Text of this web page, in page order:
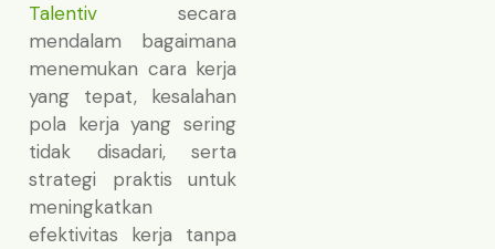
Talentiv secara
mendalam bagaimana
menemukan cara kerja
yang tepat, kesalahan
pola kerja yang sering
tidak disadari, serta
strategi praktis untuk
meningkatkan
efektivitas kerja tanpa